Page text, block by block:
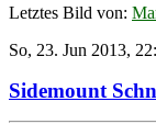
Letztes Bild von:
So, 23. Jun 2013,
Sidemount